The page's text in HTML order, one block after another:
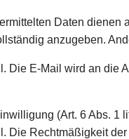
Daten
anzugeben.
Die E-Mail wird an die
(Art. 6 Abs. 1
Rechtmäßigkeit